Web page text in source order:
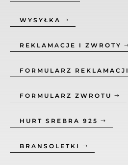
WYSYŁKA
REKLAMACJE I ZWROTY
FORMULARZ REKLAMACJI
FORMULARZ ZWROTU
HURT SREBRA 925
BRANSOLETKI